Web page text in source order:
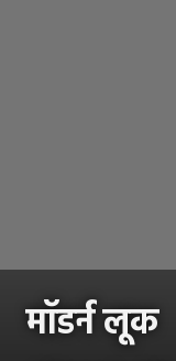
मॉडर्न लूक